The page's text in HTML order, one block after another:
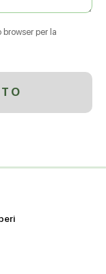
per la